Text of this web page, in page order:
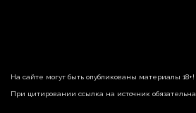
На сайте могут быть опубликованы материалы 18+!
При цитировании ссылка на источник обязательна.